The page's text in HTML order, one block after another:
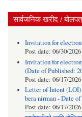
सार्वजनिक खरीद /
Invitation for
Post date: 06/30/
Invitation for
(Date of Published:
Post date: 06/17/
Letter of Intent (LOI)
bera nirman - Date
Post date: 06/17/